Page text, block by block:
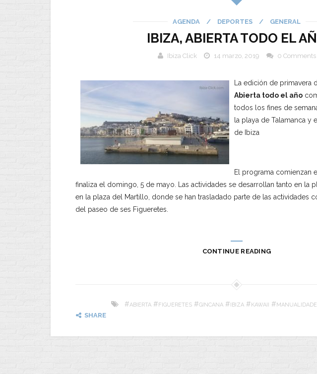
AGENDA / DEPORTES / GENERAL
IBIZA, ABIERTA TODO EL
Ibiza Click 14 marzo, 2019 0 Comments
La edición de primavera
Abierta todo el año
todos los fines de
la playa de Talamanca y
de Ibiza
El programa comienzan
finaliza el domingo, 5 de mayo. Las actividades se desarrollan tanto en la
en la plaza del Martillo, donde se han trasladado parte de las actividades
del paseo de ses Figueretes.
CONTINUE READING
#ABIERTA #FIGUERETES #GINCANA #IBIZA #KAWAII #
SHARE